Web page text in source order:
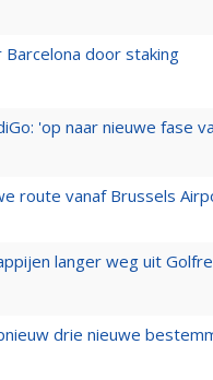
door staking
'op naar nieuwe fase
route vanaf Brussels
langer weg uit
drie nieuwe